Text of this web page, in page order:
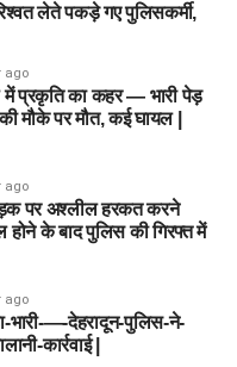
लेते पकड़े गए पुलिसकर्मी,
ago
में प्रकृति का कहर — भारी पेड़
मौके पर मौत, कई घायल |
ago
पर अश्लील हरकत करने
होने के बाद पुलिस की गिरफ्त में
ago
भारी-—-देहरादून-पुलिस-ने-
कार्रवाई |